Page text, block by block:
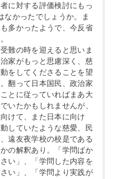
に対する評価検討にもっ
なかったでしょうか。ま
多かったようで、今反省
難の時を迎えると思いま
家がもっと思慮深く、慈
をしてくださることを望
翻って日本国民、政治家
とに従っていればまあ大
いたかもしれませんが、
けて、また日本に向け
していたような慈愛、民
遠友夜学校の校是である
の解釈あり。「学問ばか
い」、「学問した内容を
い」、「学問より実践が